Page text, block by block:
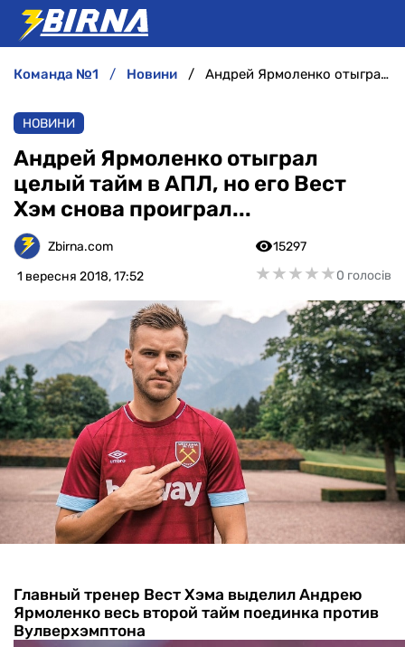
АНАЛІТИКА
ІНТЕРВ'Ю
РІЗНЕ
БУКМЕКЕРИ
команда №1 новини Андрей Ярмоленко отыграл целый тайм в АПЛ, но его Вест Хэм снова проиграл...
НОВИНИ
Андрей Ярмоленко отыграл
целый тайм в АПЛ, но его Вест
Хэм снова проиграл...
Zbirna.com
1 вересня 2018, 17:52
15297
★★★★★
★★★★★0 голосів
Главный тренер Вест Хэма выделил Андрею
Ярмоленко весь второй тайм поединка против
Вулверхэмптона